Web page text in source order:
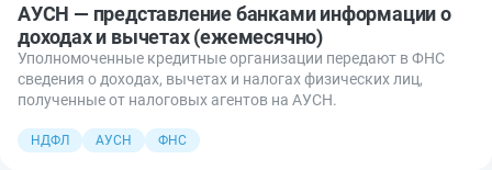
АУСН — представление банками информации о
доходах и вычетах (ежемесячно)
Уполномоченные кредитные организации передают в ФНС
сведения о доходах, вычетах и налогах физических лиц,
полученные от налоговых агентов на АУСН.
НДФЛ АУСН ФНС